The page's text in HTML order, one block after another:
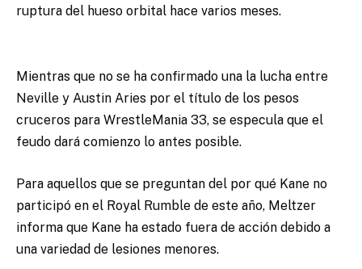
ruptura del hueso orbital hace varios meses.
Mientras que no se ha confirmado una la lucha entre
Neville y Austin Aries por el título de los pesos
cruceros para WrestleMania 33, se especula que el
feudo dará comienzo lo antes posible.
Para aquellos que se preguntan del por qué Kane no
participó en el Royal Rumble de este año, Meltzer
informa que Kane ha estado fuera de acción debido a
una variedad de lesiones menores.